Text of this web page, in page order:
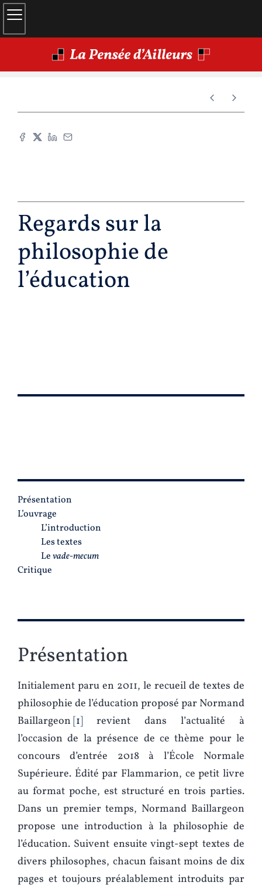
Regards sur la
philosophie de
l’éducation
Présentation
L’ouvrage
L’introduction
Les textes
Levade-mecum
Critique
Présentation
Initialement paru en 2011, le recueil de textes de
philosophie de l’éducation proposé par Normand
Baillargeon 1
revient dans l’actualité à
l’occasion de la présence de ce thème pour le
concours d’entrée 2018 à l’École Normale
Supérieure. Édité par Flammarion, ce petit livre
au format poche, est structuré en trois parties.
Dans un premier temps, Normand Baillargeon
propose une introduction à la philosophie de
l’éducation. Suivent ensuite vingt-sept textes de
divers philosophes, chacun faisant moins de dix
pages et toujours préalablement introduits par